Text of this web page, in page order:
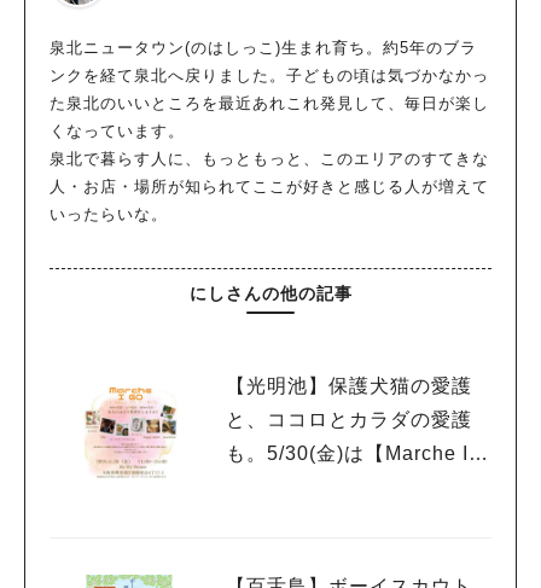
泉北ニュータウン(のはしっこ)生まれ育ち。約5年のブラ
ンクを経て泉北へ戻りました。子どもの頃は気づかなかっ
た泉北のいいところを最近あれこれ発見して、毎日が楽し
くなっています。
泉北で暮らす人に、もっともっと、このエリアのすてきな
人・お店・場所が知られてここが好きと感じる人が増えて
いったらいな。
にしさんの他の記事
【光明池】保護犬猫の愛護
と、ココロとカラダの愛護
も。5/30(金)は【Marche I G
#栂・美木多駅 #光明池駅#なかもず駅#深井駅#ランチ
#あなたはどっち？